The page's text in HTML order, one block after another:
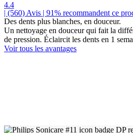
4.4
| (560) Avis | 91% recommandent ce
Des dents plus blanches, en douceur.
Un nettoyage en douceur qui fait la
de pression. Éclaircit les dents en 1
Voir tous les avantages